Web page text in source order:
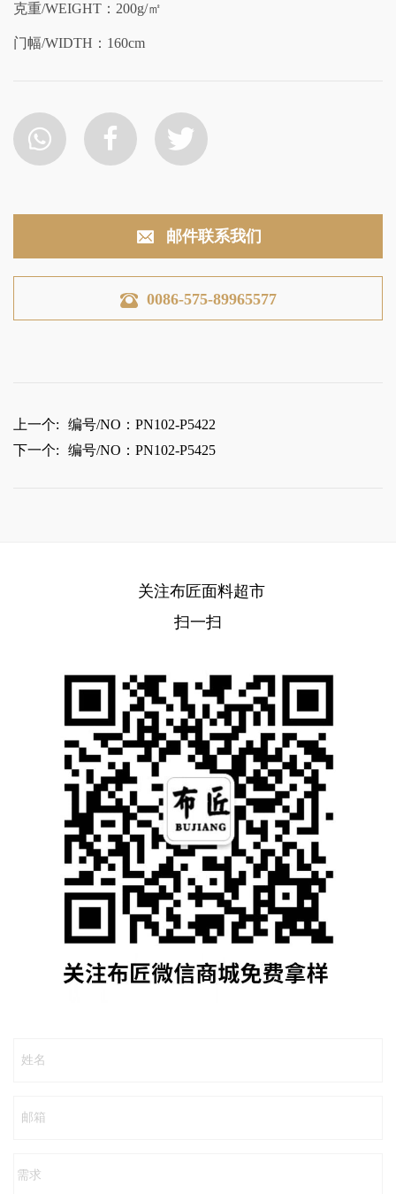
克重/WEIGHT：200g/㎡
门幅/WIDTH：160cm
邮件联系我们
0086-575-89965577
上一个:
编号/NO：PN102-P5422
下一个:
编号/NO：PN102-P5425
关注布匠面料超市
扫一扫
姓名
邮箱
需求